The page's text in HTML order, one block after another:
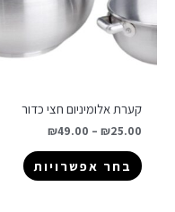
קערת אלומיניום חצי כדור
₪25.00
–
₪49.00
בחר אפשרויות